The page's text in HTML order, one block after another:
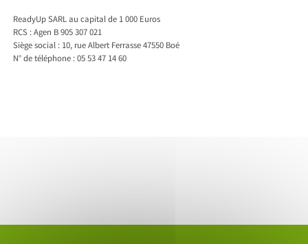
ReadyUp SARL au capital de 1 000 Euros
RCS : Agen B 905 307 021
Siège social : 10, rue Albert Ferrasse 47550 Boé
N° de téléphone : 05 53 47 14 60